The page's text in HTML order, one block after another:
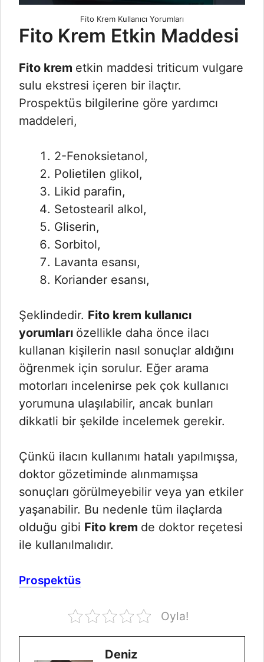
Fito Krem Kullanıcı Yorumları
Fito Krem Etkin Maddesi
Fito krem etkin maddesi triticum vulgare
sulu ekstresi içeren bir ilaçtır.
Prospektüs bilgilerine göre yardımcı
maddeleri,
2-Fenoksietanol,
Polietilen glikol,
Likid parafin,
Setostearil alkol,
Gliserin,
Sorbitol,
Lavanta esansı,
Koriander esansı,
Şeklindedir. Fito krem kullanıcı
yorumları özellikle daha önce ilacı
kullanan kişilerin nasıl sonuçlar aldığını
öğrenmek için sorulur. Eğer arama
motorları incelenirse pek çok kullanıcı
yorumuna ulaşılabilir, ancak bunları
dikkatli bir şekilde incelemek gerekir.
Çünkü ilacın kullanımı hatalı yapılmışsa,
doktor gözetiminde alınmamışsa
sonuçları görülmeyebilir veya yan etkiler
yaşanabilir. Bu nedenle tüm ilaçlarda
olduğu gibi Fito krem de doktor reçetesi
ile kullanılmalıdır.
Prospektüs
Oyla!
Deniz